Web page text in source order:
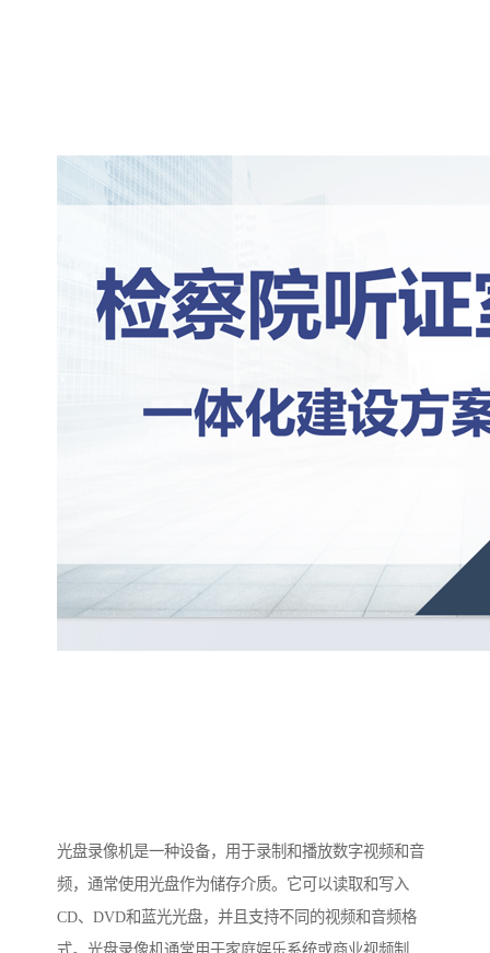
光盘录像机是一种设备，用于录制和播放数字视频和音
频，通常使用光盘作为储存介质。它可以读取和写入
CD、DVD和蓝光光盘，并且支持不同的视频和音频格